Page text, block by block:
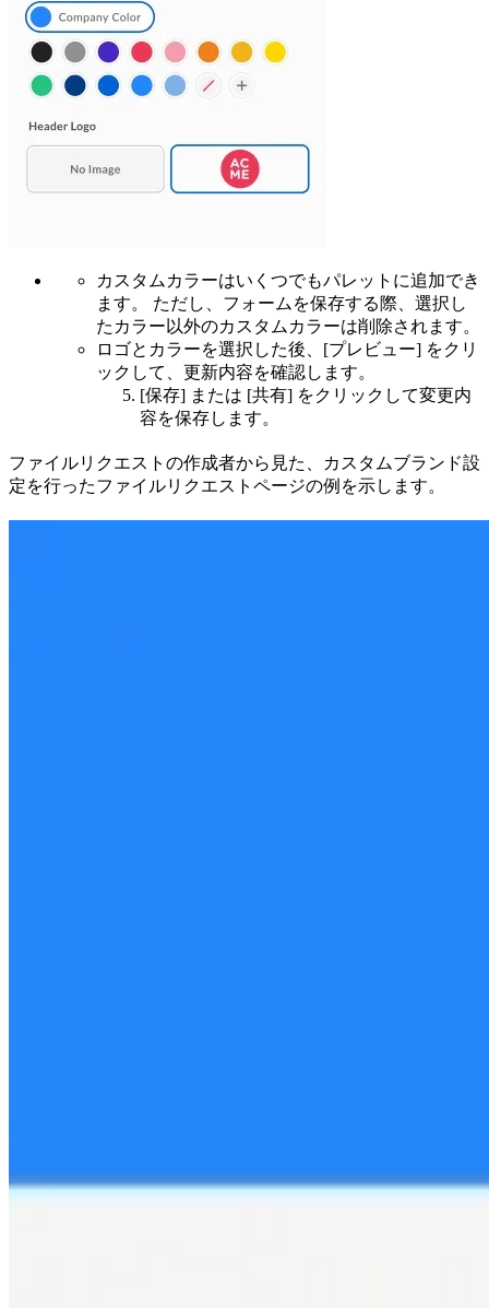
カスタムカラーはいくつでもパレットに追加でき
ます。 ただし、フォームを保存する際、選択し
たカラー以外のカスタムカラーは削除されます。
ロゴとカラーを選択した後、[プレビュー] をクリ
ックして、更新内容を確認します。
[保存] または [共有] をクリックして変更内
容を保存します。
ファイルリクエストの作成者から見た、カスタムブランド設
定を行ったファイルリクエストページの例を示します。